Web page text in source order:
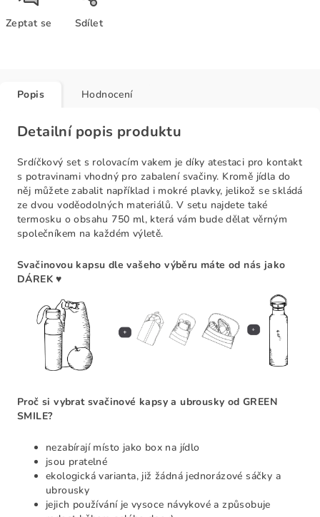
Zeptat se Sdílet
Popis Hodnocení
Detailní popis produktu
Srdíčkový set s rolovacím vakem je díky atestaci pro kontakt
s potravinami vhodný pro zabalení svačiny. Kromě jídla do
něj můžete zabalit například i mokré plavky, jelikož se skládá
ze dvou voděodolných materiálů. V setu najdete také
termosku o obsahu 750 ml, která vám bude dělat věrným
společníkem na každém výletě.
Svačinovou kapsu dle vašeho výběru máte od nás jako
DÁREK ♥
Proč si vybrat svačinové kapsy a ubrousky od GREEN
SMILE?
nezabírají místo jako box na jídlo
jsou pratelné
ekologická varianta, již žádná jednorázové sáčky a
ubrousky
jejich používání je vysoce návykové a způsobuje